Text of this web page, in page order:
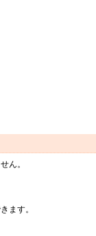
ん。
ます。